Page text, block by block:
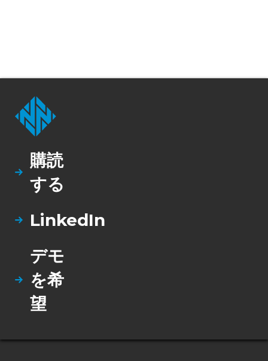
購読
する
LinkedIn
デモ
を希
望